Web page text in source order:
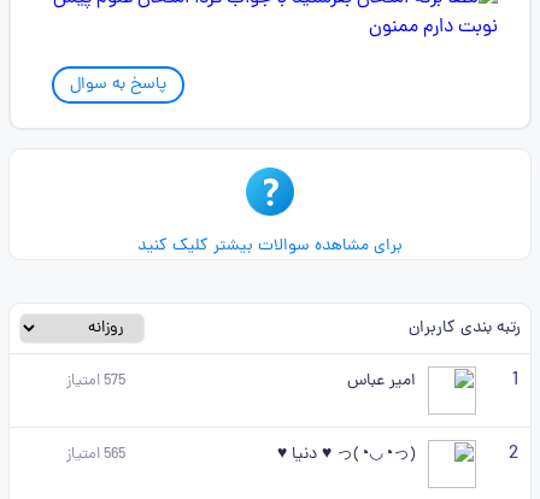
پاسخ به سوال
برای مشاهده سوالات بیشتر کلیک کنید
رتبه بندی کاربران
1 امیر عباس 575امتیاز
2 (っ◔◡◔)っ ♥ دنیا ♥ 565امتیاز